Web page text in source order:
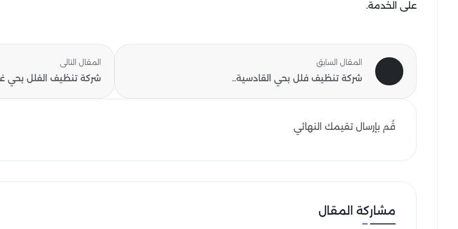
على الخدمة.
المقال السابق
شركة تنظيف فلل بحي القادسية..
المقال التالى
شركة تنظيف الفلل بحي
قُم بإرسال تقيمك النهائي
مشاركة المقال